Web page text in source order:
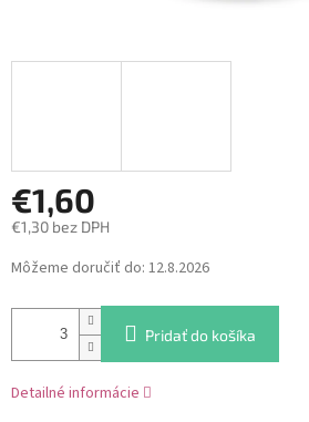
€1,60
€1,30 bez DPH
Jednotková
cena:
Môžeme doručiť do: 12.8.2026
Pridať do košíka
Detailné informácie